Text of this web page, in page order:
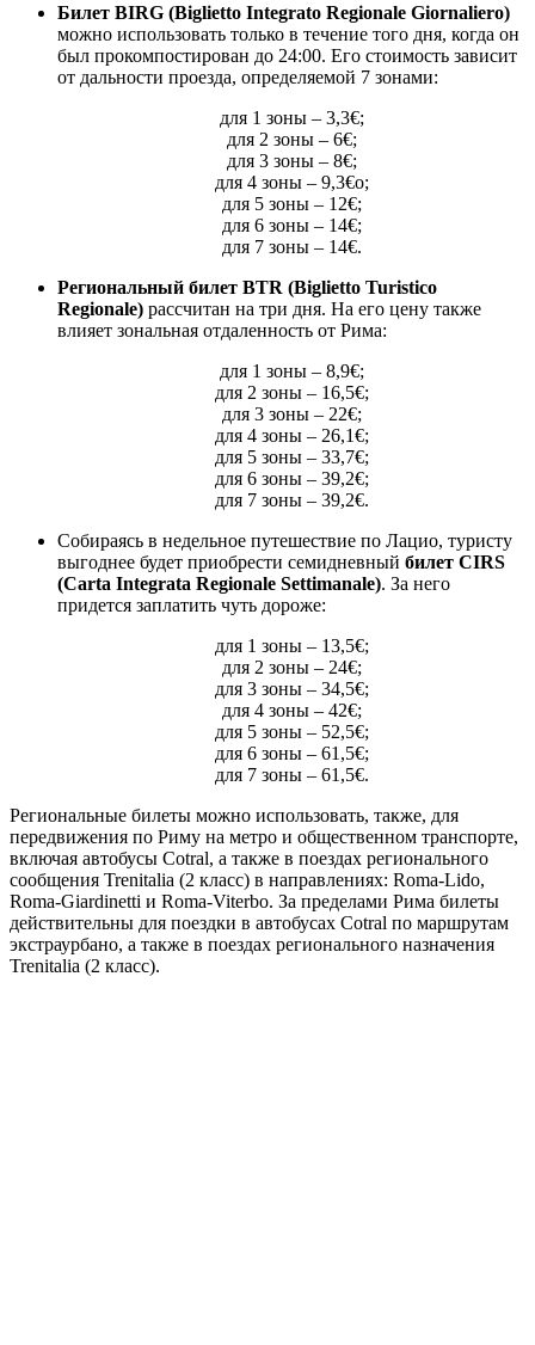
Билет BIRG (Biglietto Integrato Regionale Giornaliero)
можно использовать только в течение того дня, когда он
был прокомпостирован до 24:00. Его стоимость зависит
от дальности проезда, определяемой 7 зонами:
для 1 зоны – 3,3€;
для 2 зоны – 6€;
для 3 зоны – 8€;
для 4 зоны – 9,3€о;
для 5 зоны – 12€;
для 6 зоны – 14€;
для 7 зоны – 14€.
Региональный билет BTR (Biglietto Turistico
Regionale) рассчитан на три дня. На его цену также
влияет зональная отдаленность от Рима:
для 1 зоны – 8,9€;
для 2 зоны – 16,5€;
для 3 зоны – 22€;
для 4 зоны – 26,1€;
для 5 зоны – 33,7€;
для 6 зоны – 39,2€;
для 7 зоны – 39,2€.
Собираясь в недельное путешествие по Лацио, туристу
выгоднее будет приобрести семидневный билет CIRS
(Carta Integrata Regionale Settimanale). За него
придется заплатить чуть дороже:
для 1 зоны – 13,5€;
для 2 зоны – 24€;
для 3 зоны – 34,5€;
для 4 зоны – 42€;
для 5 зоны – 52,5€;
для 6 зоны – 61,5€;
для 7 зоны – 61,5€.
Региональные билеты можно использовать, также, для
передвижения по Риму на метро и общественном транспорте,
включая автобусы Cotral, а также в поездах регионального
сообщения Trenitalia (2 класс) в направлениях: Roma-Lido,
Roma-Giardinetti и Roma-Viterbo. За пределами Рима билеты
действительны для поездки в автобусах Cotral по маршрутам
экстраурбано, а также в поездах регионального назначения
Trenitalia (2 класс).